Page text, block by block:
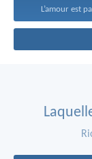
L’amour est